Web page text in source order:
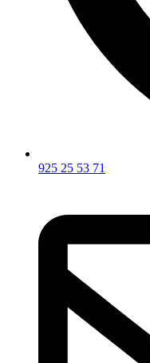
925 25 53 71